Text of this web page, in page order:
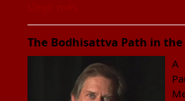
The Bodhisattva Path in the
A